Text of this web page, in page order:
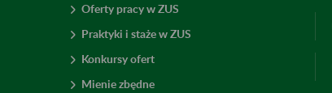
Oferty pracy w ZUS
Praktyki i staże w ZUS
Konkursy ofert
Mienie zbędne